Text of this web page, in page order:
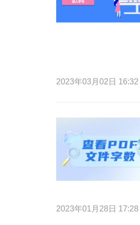
2023年03月02日 16:32
2023年01月28日 17:28